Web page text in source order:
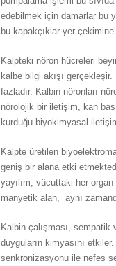
edebilmek için damarlar bu
bu kapakçıklar yer
Kalpteki nöron hücreleri
kalbe bilgi akışı
fazladır. Kalbin nöronları
nörolojik bir iletişim, kan
kurduğu biyokimyasal
Kalpte üretilen
geniş bir alana etki
yayılım, vücuttaki her organ
manyetik alan, aynı
Kalbin çalışması, sempatik
duyguların kimyasını
senkronizasyonu ile nefes